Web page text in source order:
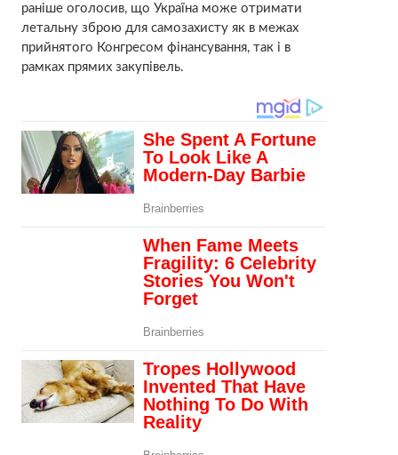
раніше оголосив, що Україна може отримати
летальну зброю для самозахисту як в межах
прийнятого Конгресом фінансування, так і в
рамках прямих закупівель.